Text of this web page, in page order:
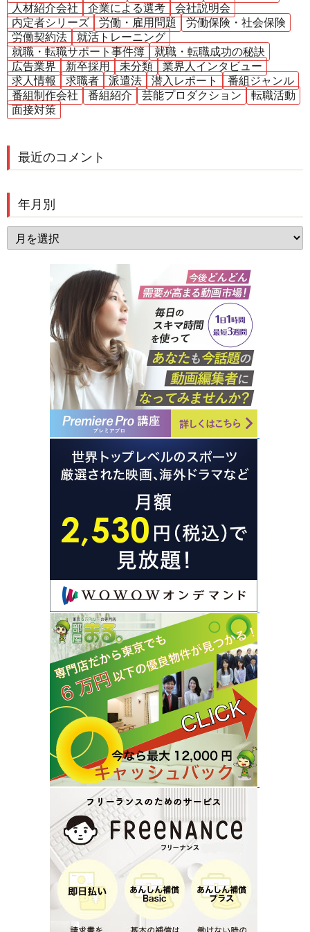
人材紹介会社
企業による選考
会社説明会
内定者シリーズ
労働・雇用問題
労働保険・社会保険
労働契約法
就活トレーニング
就職・転職サポート事件簿
就職・転職成功の秘訣
広告業界
新卒採用 未分類
業界人インタビュー
求人情報
求職者 派遣法 潜入レポート
番組ジャンル
番組制作会社
番組紹介 芸能プロダクション
転職活動
面接対策
最近のコメント
年月別
月